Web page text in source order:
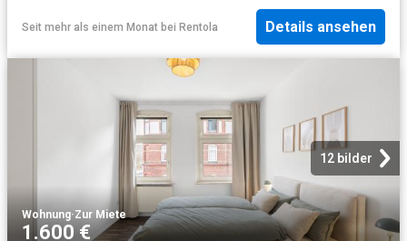
Seit mehr als einem Monat bei Rentola Details ansehen
12 bilder
Wohnung·Zur Miete
1.600 €